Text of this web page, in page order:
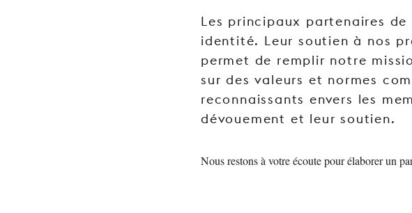
Les principaux partenaires
identité. Leur soutien à nos
permet de remplir notre
sur des valeurs et normes
reconnaissants envers les
dévouement et leur soutien.
Nous restons à votre écoute pour élaborer un